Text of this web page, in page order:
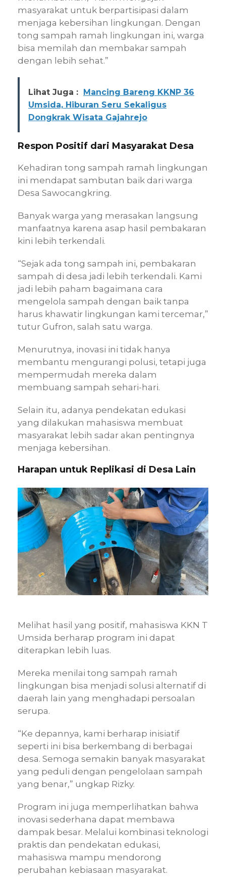
masyarakat untuk berpartisipasi dalam
menjaga kebersihan lingkungan. Dengan
tong sampah ramah lingkungan ini, warga
bisa memilah dan membakar sampah
dengan lebih sehat.”
Lihat Juga :
Mancing Bareng KKNP 36
Umsida, Hiburan Seru Sekaligus
Dongkrak Wisata Gajahrejo
Respon Positif dari Masyarakat Desa
Kehadiran tong sampah ramah lingkungan
ini mendapat sambutan baik dari warga
Desa Sawocangkring.
Banyak warga yang merasakan langsung
manfaatnya karena asap hasil pembakaran
kini lebih terkendali.
“Sejak ada tong sampah ini, pembakaran
sampah di desa jadi lebih terkendali. Kami
jadi lebih paham bagaimana cara
mengelola sampah dengan baik tanpa
harus khawatir lingkungan kami tercemar,”
tutur Gufron, salah satu warga.
Menurutnya, inovasi ini tidak hanya
membantu mengurangi polusi, tetapi juga
mempermudah mereka dalam
membuang sampah sehari-hari.
Selain itu, adanya pendekatan edukasi
yang dilakukan mahasiswa membuat
masyarakat lebih sadar akan pentingnya
menjaga kebersihan.
Harapan untuk Replikasi di Desa Lain
Melihat hasil yang positif, mahasiswa KKN T
Umsida berharap program ini dapat
diterapkan lebih luas.
Mereka menilai tong sampah ramah
lingkungan bisa menjadi solusi alternatif di
daerah lain yang menghadapi persoalan
serupa.
“Ke depannya, kami berharap inisiatif
seperti ini bisa berkembang di berbagai
desa. Semoga semakin banyak masyarakat
yang peduli dengan pengelolaan sampah
yang benar,” ungkap Rizky.
Program ini juga memperlihatkan bahwa
inovasi sederhana dapat membawa
dampak besar. Melalui kombinasi teknologi
praktis dan pendekatan edukasi,
mahasiswa mampu mendorong
perubahan kebiasaan masyarakat.